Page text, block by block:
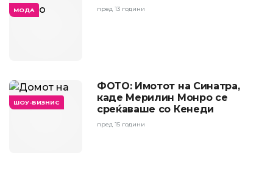
МОДА пред 13 години
ШОУ-БИЗНИС
ФОТО: Имотот на Синатра,
каде Мерилин Монро се
среќаваше со Кенеди
пред 15 години